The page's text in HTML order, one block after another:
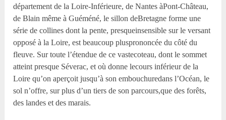
département de la Loire-Inférieure, de Nantes àPont-Château,
de Blain même à Guéméné, le sillon deBretagne forme une
série de collines dont la pente, presqueinsensible sur le versant
opposé à la Loire, est beaucoup plusprononcée du côté du
fleuve. Sur toute l’étendue de ce vastecoteau, dont le sommet
atteint presque Séverac, et où donne lecours inférieur de la
Loire qu’on aperçoit jusqu’à son embouchuredans l’Océan, le
sol n’offre, sur plus d’un tiers de son parcours,que des forêts,
des landes et des marais.